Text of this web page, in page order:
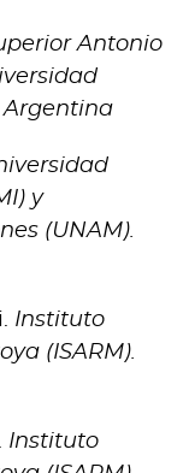
Antonio
Argentina
y
(UNAM).
Instituto
(ISARM).
Instituto